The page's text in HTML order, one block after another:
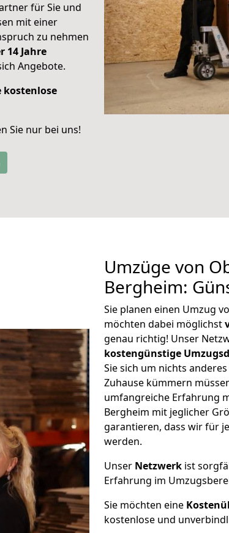
für Sie und
mit einer
zu nehmen
14 Jahre
Angebote.
kostenlose
Sie nur bei uns!
Umzüge von
Bergheim:
Sie planen einen Umzug
möchten dabei möglichst
genau richtig! Unser
kostengünstige
Sie sich um nichts
Zuhause kümmern
umfangreiche Erfahrung
Bergheim mit jeglicher
garantieren, dass wir für
werden.
Unser Netzwerk ist
Erfahrung im
Sie möchten eine
kostenlose und